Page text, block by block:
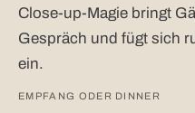
Close-up-Magie bringt
Gespräch und fügt sich
ein.
EMPFANG ODER DINNER